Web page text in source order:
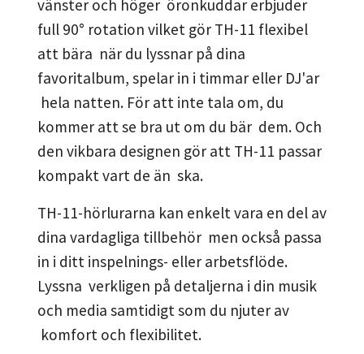
vänster och höger öronkuddar erbjuder
full 90° rotation vilket gör TH-11 flexibel
att bära när du lyssnar på dina
favoritalbum, spelar in i timmar eller DJ'ar
hela natten. För att inte tala om, du
kommer att se bra ut om du bär dem. Och
den vikbara designen gör att TH-11 passar
kompakt vart de än ska.
TH-11-hörlurarna kan enkelt vara en del av
dina vardagliga tillbehör men också passa
in i ditt inspelnings- eller arbetsflöde.
Lyssna verkligen på detaljerna i din musik
och media samtidigt som du njuter av
komfort och flexibilitet.